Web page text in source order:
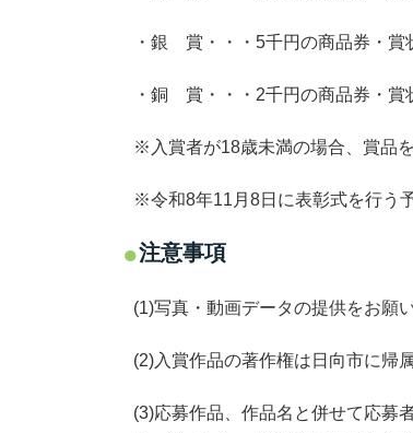
・銀 賞・・・5千円の商品券・賞
・銅 賞・・・2千円の商品券・賞
※入賞者が18歳未満の場合、賞品
※令和8年11月8日に表彰式を行う
注意事項
(1)写真・動画データの提供をお願
(2)入賞作品の著作権は日向市に帰
(3)応募作品、作品名と併せて応募